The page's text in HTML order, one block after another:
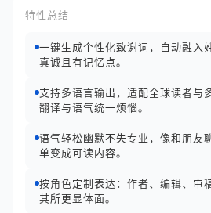
特性总结
一键生成个性化致谢词，自动融入
真诚且有记忆点。
支持多语言输出，适配全球读者与
翻译与语气统一烦惱。
语气轻松幽默不失专业，像和朋友
单变成可读内容。
按角色定制表达：作者、编辑、审
其所更显体面。